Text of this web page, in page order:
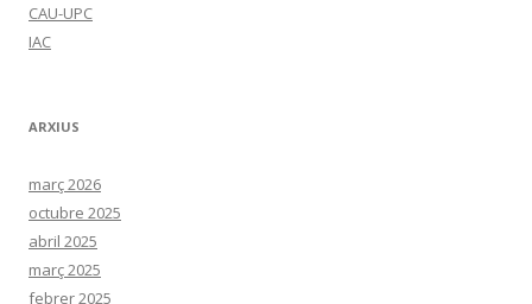
CAU-UPC
IAC
ARXIUS
març 2026
octubre 2025
abril 2025
març 2025
febrer 2025